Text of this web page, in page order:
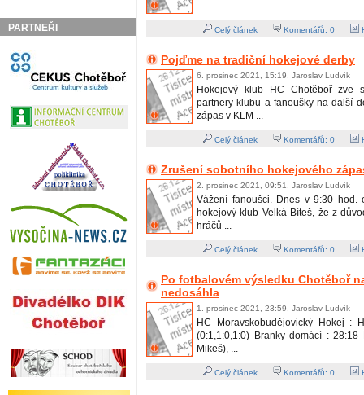
PARTNEŘI Celý článek Komentářů: 0
Pojďme na tradiční hokejové derby
6. prosinec 2021, 15:19, Jaroslav Ludvík
Hokejový klub HC Chotěboř zve
partnery klubu a fanoušky na další
zápas v KLM ...
Celý článek Komentářů: 0
Zrušení sobotního hokejového
2. prosinec 2021, 09:51, Jaroslav Ludvík
Vážení fanoušci. Dnes v 9:30 hod.
hokejový klub Velká Bíteš, že z
hráčů ...
Celý článek Komentářů: 0
Po fotbalovém výsledku Chotěboř
nedosáhla
1. prosinec 2021, 23:59, Jaroslav Ludvík
HC Moravskobudějovický Hokej :
(0:1,1:0,1:0) Branky domácí : 28:18
Mikeš), ...
Celý článek Komentářů: 0